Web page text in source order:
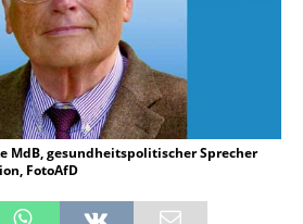
MdB, gesundheitspolitischer Sprecher
FotoAfD